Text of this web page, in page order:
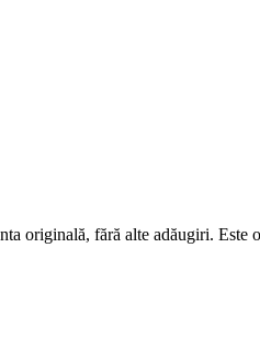
originală, fără alte adăugiri. Este